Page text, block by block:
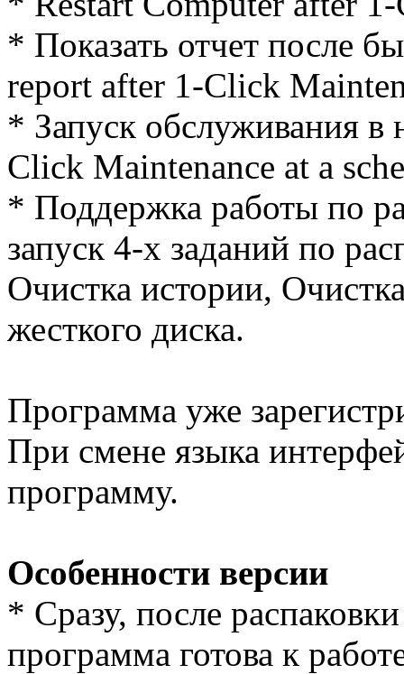
* Показать отчет после
report after 1-Click
* Запуск обслуживания в
Click Maintenance at a
* Поддержка работы по
запуск 4-х заданий по
Очистка истории,
жесткого диска.
Программа уже
При смене языка
программу.
Особенности версии
* Сразу, после
программа готова к